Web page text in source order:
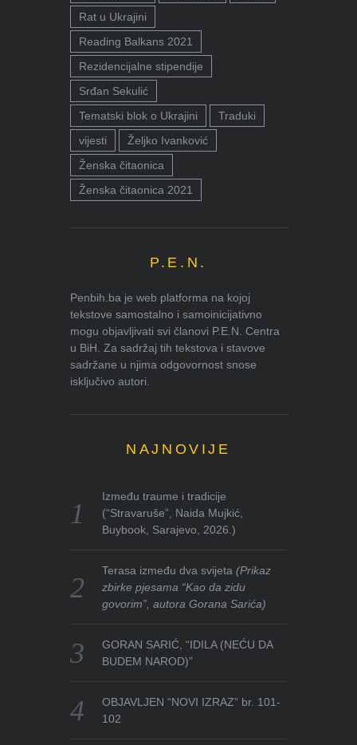
Rat u Ukrajini
Reading Balkans 2021
Rezidencijalne stipendije
Srđan Sekulić
Tematski blok o Ukrajini
Traduki
vijesti
Željko Ivanković
Ženska čitaonica
Ženska čitaonica 2021
P.E.N.
Penbih.ba je web platforma na kojoj
tekstove samostalno i samoinicijativno
mogu objavljivati svi članovi P.E.N. Centra
u BiH. Za sadržaj tih tekstova i stavove
sadržane u njima odgovornost snose
isključivo autori.
NAJNOVIJE
Između traume i tradicije
(“Stravaruše”, Naida Mujkić,
Buybook, Sarajevo, 2026.)
Terasa između dva svijeta(Prikaz
zbirke pjesama “Kao da zidu
govorim”, autora Gorana Sarića)
GORAN SARIĆ, “IDILA (NEĆU DA
BUDEM NAROD)”
OBJAVLJEN “NOVI IZRAZ” br. 101-
102